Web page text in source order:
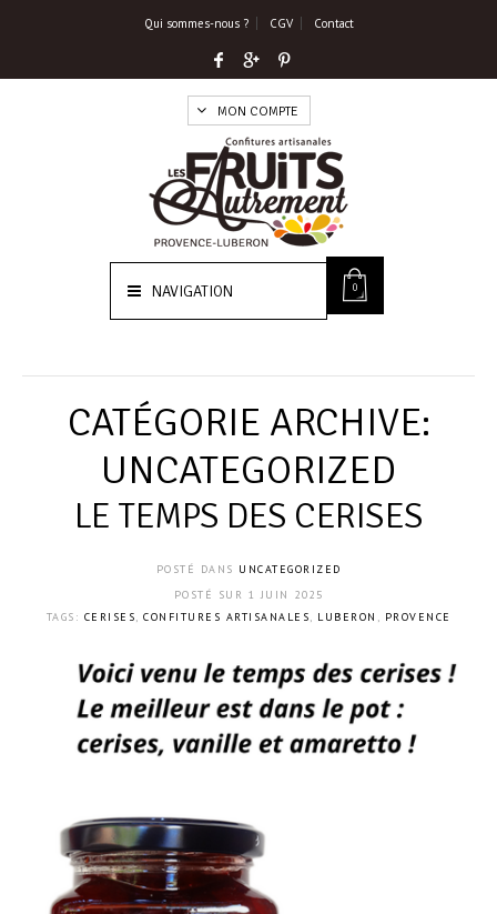
Qui sommes-nous ? CGV Contact
MON COMPTE
0
NAVIGATION
CATÉGORIE ARCHIVE:
UNCATEGORIZED
LE TEMPS DES CERISES
POSTÉ DANS UNCATEGORIZED
POSTÉ SUR 1 JUIN 2025
TAGS: CERISES, CONFITURES ARTISANALES, LUBERON , PROVENCE